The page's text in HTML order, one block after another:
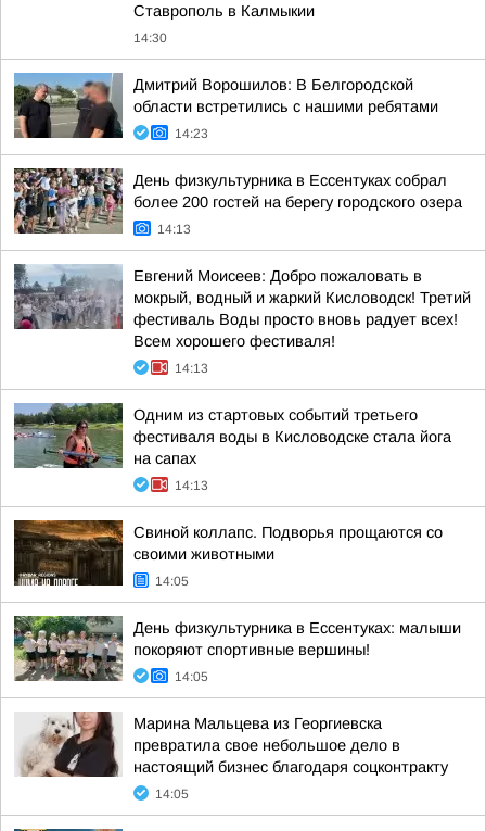
Ставрополь в Калмыкии
14:30
Дмитрий Ворошилов: В Белгородской
области встретились с нашими ребятами
14:23
День физкультурника в Ессентуках собрал
более 200 гостей на берегу городского озера
14:13
Евгений Моисеев: Добро пожаловать в
мокрый, водный и жаркий Кисловодск! Третий
фестиваль Воды просто вновь радует всех!
Всем хорошего фестиваля!
14:13
Одним из стартовых событий третьего
фестиваля воды в Кисловодске стала йога
на сапах
14:13
Свиной коллапс. Подворья прощаются со
своими животными
14:05
День физкультурника в Ессентуках: малыши
покоряют спортивные вершины!
14:05
Марина Мальцева из Георгиевска
превратила свое небольшое дело в
настоящий бизнес благодаря соцконтракту
14:05